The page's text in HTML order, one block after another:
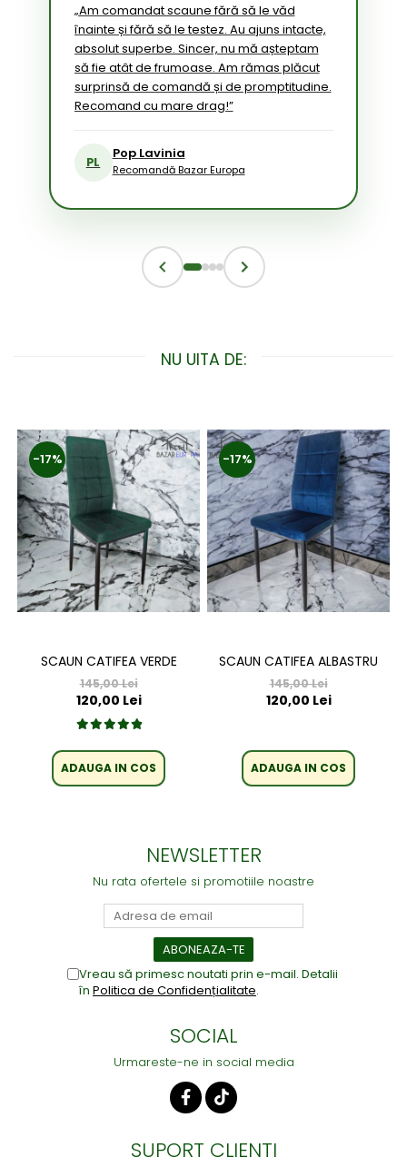
„Am comandat scaune fără să le văd
înainte și fără să le testez. Au ajuns intacte,
absolut superbe. Sincer, nu mă așteptam
să fie atât de frumoase. Am rămas plăcut
surprinsă de comandă și de promptitudine.
Recomand cu mare drag!”
PL
Pop Lavinia
Recomandă Bazar Europa
NU UITA DE:
-17%
SCAUN CATIFEA VERDE
145,00 Lei
120,00 Lei
ADAUGA IN COS
-17%
SCAUN CATIFEA ALBASTRU
145,00 Lei
120,00 Lei
ADAUGA IN COS
NEWSLETTER
Nu rata ofertele si promotiile noastre
Vreau să primesc noutati prin e-mail. Detalii
în Politica de Confidențialitate.
SOCIAL
Urmareste-ne in social media
SUPORT CLIENTI